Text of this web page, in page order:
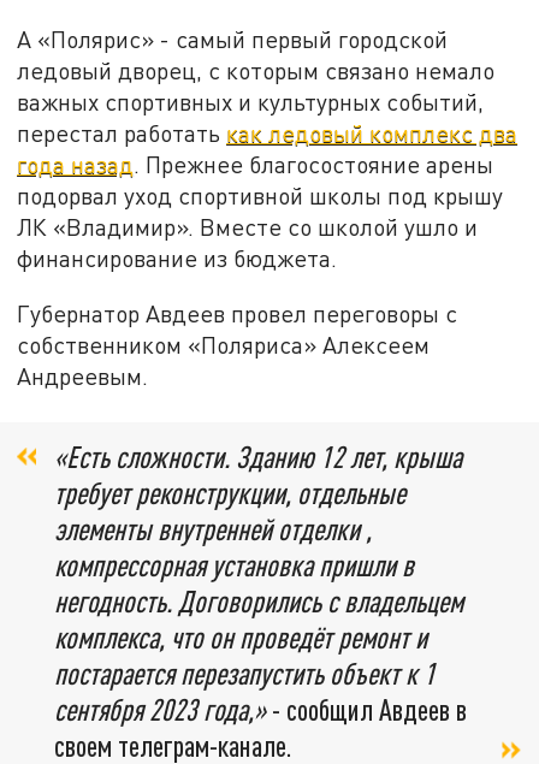
А «Полярис» - самый первый городской
ледовый дворец, с которым связано немало
важных спортивных и культурных событий,
перестал работать как ледовый комплекс два
года назад. Прежнее благосостояние арены
подорвал уход спортивной школы под крышу
ЛК «Владимир». Вместе со школой ушло и
финансирование из бюджета.
Губернатор Авдеев провел переговоры с
собственником «Поляриса» Алексеем
Андреевым.
«Есть сложности. Зданию 12 лет, крыша
требует реконструкции, отдельные
элементы внутренней отделки ,
компрессорная установка пришли в
негодность. Договорились с владельцем
комплекса, что он проведёт ремонт и
постарается перезапустить объект к 1
сентября 2023 года,»- сообщил Авдеев в
своем телеграм-канале.